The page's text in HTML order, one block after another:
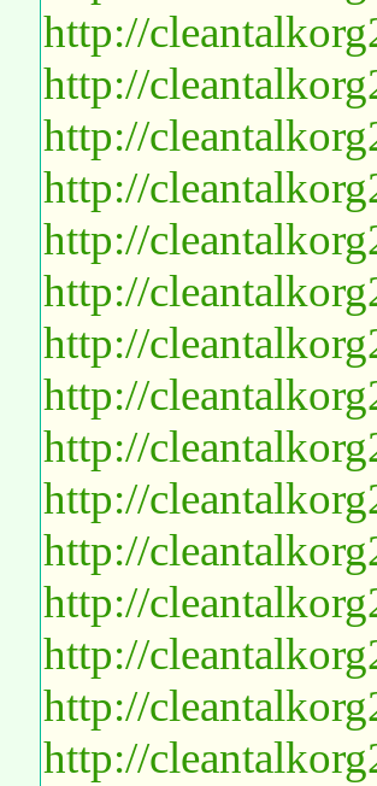
http://
http://
http://
http://
http://
http://
http://
http://
http://
http://
http://
http://
http://
http://
http://